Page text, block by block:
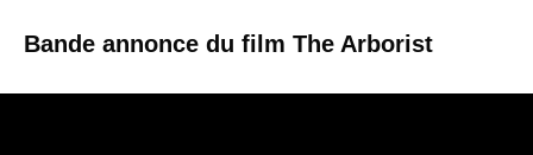
Bande annonce du film The Arborist